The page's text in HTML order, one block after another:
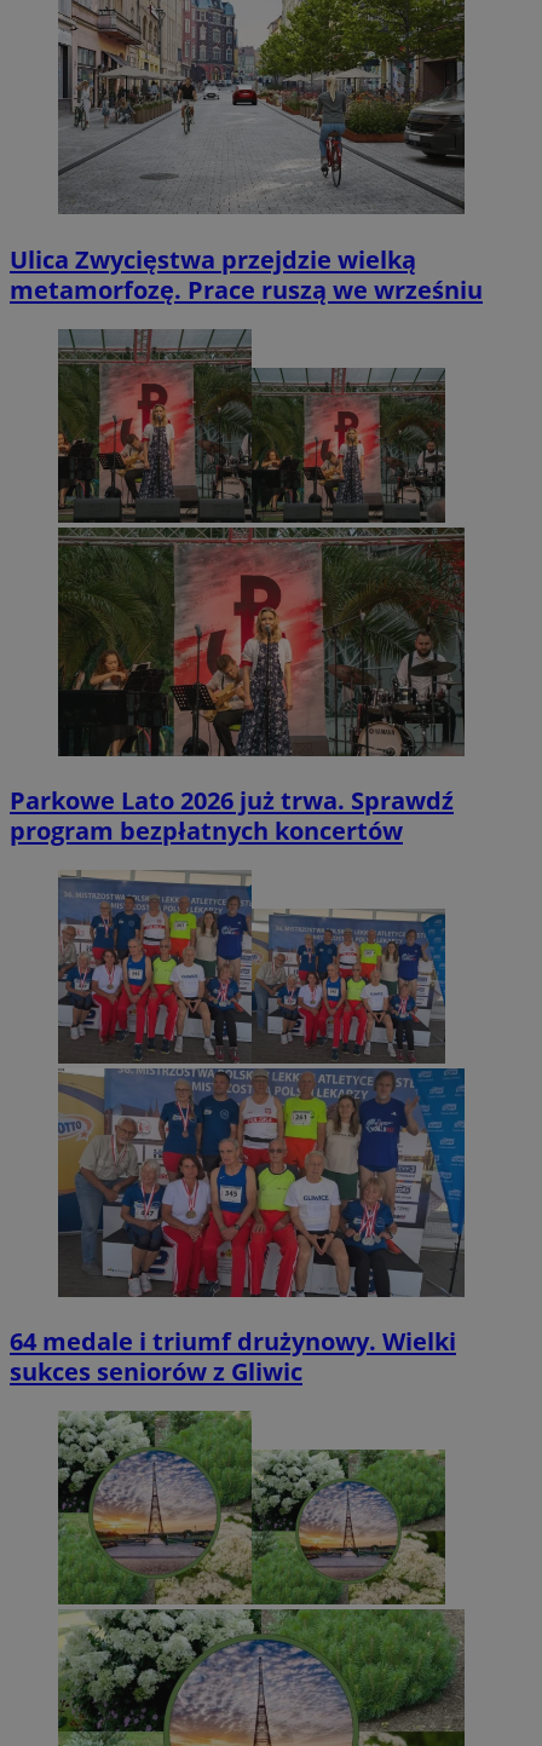
Ulica Zwycięstwa przejdzie wielką
metamorfozę. Prace ruszą we wrześniu
Parkowe Lato 2026 już trwa. Sprawdź
program bezpłatnych koncertów
64 medale i triumf drużynowy. Wielki
sukces seniorów z Gliwic